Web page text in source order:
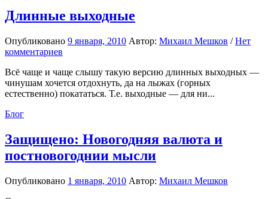
Длинные выходные
Опубликовано 9 января, 2010 Автор: Михаил Мешков /Нет
комментариев
Всё чаще и чаще слышу такую версию длинных выходных —
чинушам хочется отдохнуть, да на лыжах (горных
естественно) покататься. Т.е. выходные — для ни...
Блог
Защищено: Новогодняя валюта и
постновогоднии мысли
Опубликовано 1 января, 2010 Автор: Михаил Мешков